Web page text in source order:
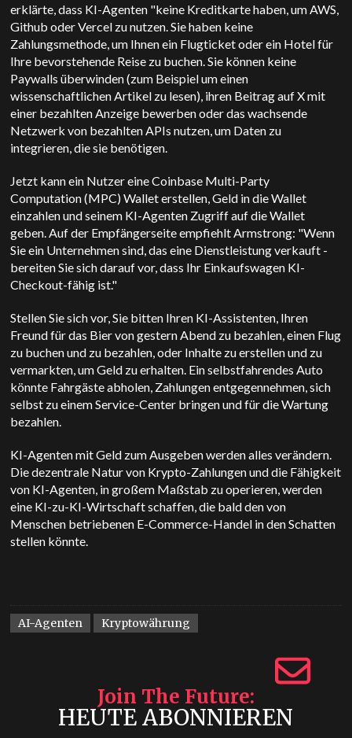
erklärte, dass KI-Agenten "keine Kreditkarte haben, um AWS,
Github oder Vercel zu nutzen. Sie haben keine
Zahlungsmethode, um Ihnen ein Flugticket oder ein Hotel für
Ihre bevorstehende Reise zu buchen. Sie können keine
Paywalls überwinden (zum Beispiel um einen
wissenschaftlichen Artikel zu lesen), ihren Beitrag auf X mit
einer bezahlten Anzeige bewerben oder das wachsende
Netzwerk von bezahlten APIs nutzen, um Daten zu
integrieren, die sie benötigen.
Jetzt kann ein Nutzer eine Coinbase Multi-Party
Computation (MPC) Wallet erstellen, Geld in die Wallet
einzahlen und seinem KI-Agenten Zugriff auf die Wallet
geben. Auf der Empfängerseite empfiehlt Armstrong: "Wenn
Sie ein Unternehmen sind, das eine Dienstleistung verkauft -
bereiten Sie sich darauf vor, dass Ihr Einkaufswagen KI-
Checkout-fähig ist."
Stellen Sie sich vor, Sie bitten Ihren KI-Assistenten, Ihren
Freund für das Bier von gestern Abend zu bezahlen, einen Flug
zu buchen und zu bezahlen, oder Inhalte zu erstellen und zu
vermarkten, um Geld zu erhalten. Ein selbstfahrendes Auto
könnte Fahrgäste abholen, Zahlungen entgegennehmen, sich
selbst zu einem Service-Center bringen und für die Wartung
bezahlen.
KI-Agenten mit Geld zum Ausgeben werden alles verändern.
Die dezentrale Natur von Krypto-Zahlungen und die Fähigkeit
von KI-Agenten, in großem Maßstab zu operieren, werden
eine KI-zu-KI-Wirtschaft schaffen, die bald den von
Menschen betriebenen E-Commerce-Handel in den Schatten
stellen könnte.
AI-Agenten Kryptowährung
Join The Future
HEUTE ABONNIEREN